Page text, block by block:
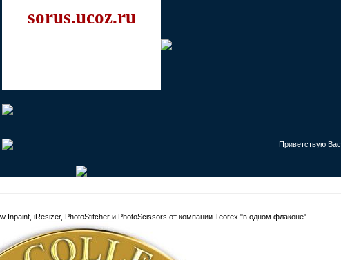
sorus.ucoz.ru
Приветствую Вас
Inpaint, iResizer, PhotoStitcher и PhotoScissors от компании Teorex "в одном флаконе".